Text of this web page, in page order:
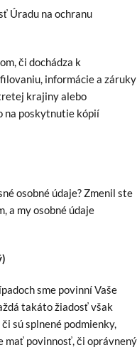
Úradu na ochranu
či dochádza k
informácie a záruky
krajiny alebo
na poskytnutie kópií
osobné údaje? Zmenil ste
a my osobné údaje
sme povinní Vaše
takáto žiadosť však
sú splnené podmienky,
mať povinnosť, či oprávnený